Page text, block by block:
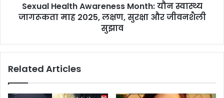
:
क
r
Sexual Health Awareness Month: यौन स्वास्थ्य
जागरूकता माह 2025, लक्षण, सुरक्षा और जीवनशैली
सुझाव
Related Articles